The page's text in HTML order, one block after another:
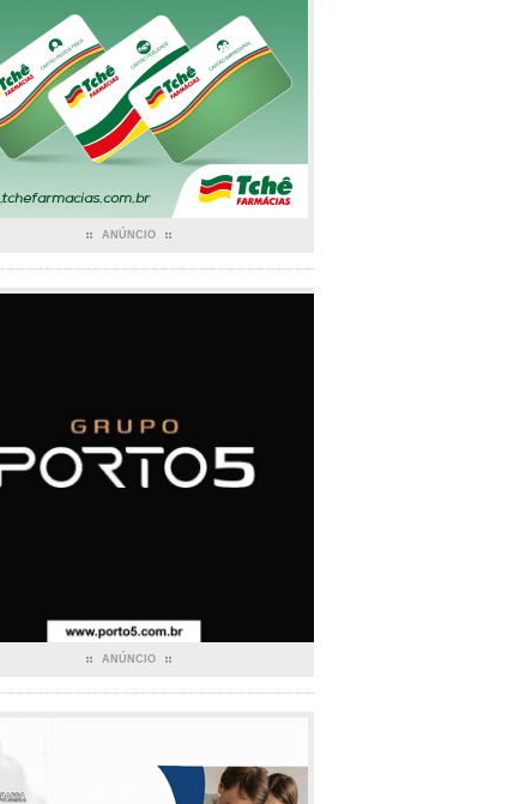
ANÚNCIO
ANÚNCIO